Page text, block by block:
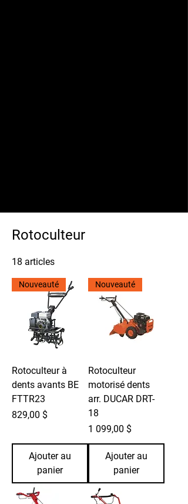
Rotoculteur
18 articles
Nouveauté
Rotoculteur à
dents avants BE
FTTR23
Prix
829,00 $
Ajouter au
panier
Nouveauté
Rotoculteur
motorisé dents
arr. DUCAR DRT-
18
Prix
1 099,00 $
Ajouter au
panier